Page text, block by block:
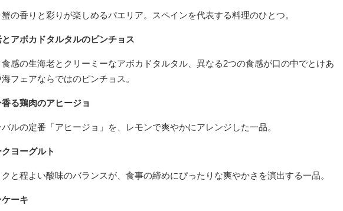
の香りと彩りが楽しめるパエリア。スペインを代表する料理のひとつ。
アボカドタルタルのピンチョス
感の生海老とクリーミーなアボカドタルタル、異なる2つの食感が口の中でとけあ
フェアならではのピンチョス。
る鶏肉のアヒージョ
ルの定番「アヒージョ」を、レモンで爽やかにアレンジした一品。
ヨーグルト
と程よい酸味のバランスが、食事の締めにぴったりな爽やかさを演出する一品。
ーキ